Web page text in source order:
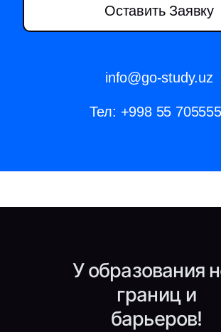
Оставить Заявку
info@go-study.uz
Тел: +998 55
У образования
границ и
барьеров!